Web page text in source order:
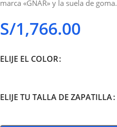
marca «GNAR» y la suela de goma.
S/1,766.00
ELIJE EL COLOR
ELIJE TU TALLA DE ZAPATILLA